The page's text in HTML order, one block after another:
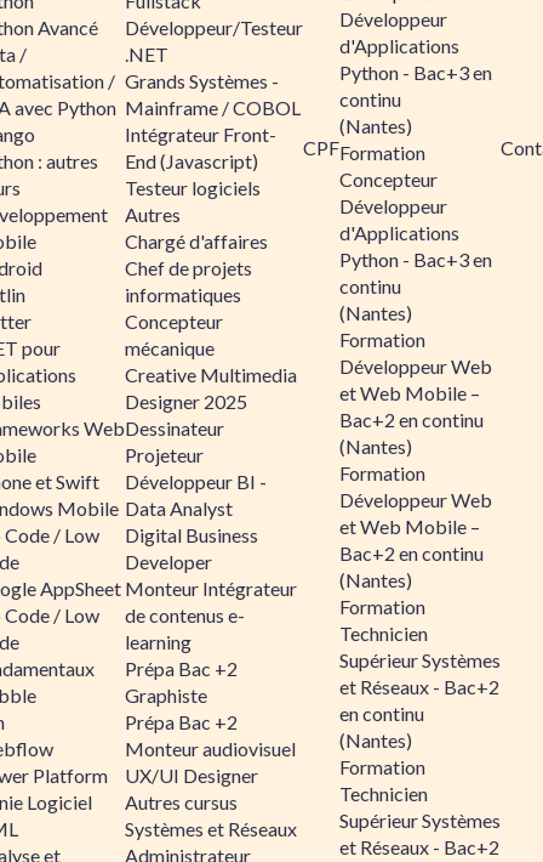
Avancé
/
/
avec Python
: autres
pour
Web
et Swift
Mobile
/ Low
AppSheet
/ Low
Platform
Logiciel
et
Développeur/Testeur
.NET
Grands Systèmes -
Mainframe / COBOL
Intégrateur Front-
End (Javascript)
Testeur logiciels
Autres
Chargé d'affaires
Chef de projets
informatiques
Concepteur
mécanique
Creative Multimedia
Designer 2025
Dessinateur
Projeteur
Développeur BI -
Data Analyst
Digital Business
Developer
Monteur Intégrateur
de contenus e-
learning
Prépa Bac +2
Graphiste
Prépa Bac +2
Monteur audiovisuel
UX/UI Designer
Autres cursus
Systèmes et Réseaux
Administrateur
CPF
Développeur
d'Applications
Python - Bac+3 en
continu
(Nantes)
Formation
Concepteur
Développeur
d'Applications
Python - Bac+3 en
continu
(Nantes)
Formation
Développeur Web
et Web Mobile –
Bac+2 en continu
(Nantes)
Formation
Développeur Web
et Web Mobile –
Bac+2 en continu
(Nantes)
Formation
Technicien
Supérieur Systèmes
et Réseaux - Bac+2
en continu
(Nantes)
Formation
Technicien
Supérieur Systèmes
et Réseaux - Bac+2